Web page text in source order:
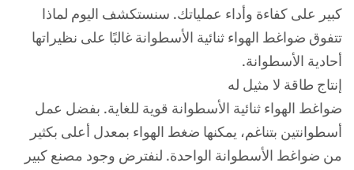
كبير على كفاءة وأداء عملياتك. سنستكشف اليوم لماذا
تتفوق ضواغط الهواء ثنائية الأسطوانة غالبًا على نظيراتها
أحادية الأسطوانة.
إنتاج طاقة لا مثيل له
ضواغط الهواء ثنائية الأسطوانة قوية للغاية. بفضل عمل
أسطوانتين بتناغم، يمكنها ضغط الهواء بمعدل أعلى بكثير
من ضواغط الأسطوانة الواحدة. لنفترض وجود مصنع كبير